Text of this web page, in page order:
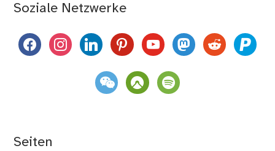
Soziale Netzwerke
facebookinstagramlinkedinpinterestyoutubemastodon
reddit paypal
weixin komootspotify
Seiten